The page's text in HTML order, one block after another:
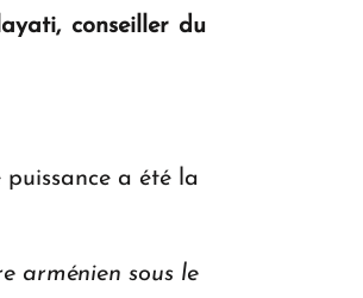
conseiller du
a été la
arménien sous le